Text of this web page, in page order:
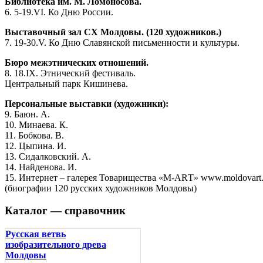
6. 5-19.VI. Ко Дню России.
Выставочный зал СХ Молдовы. (120 художников.)
7. 19-30.V. Ко Дню Славянской письменности и культуры.
Бюро межэтнических отношений.
8. 18.IX. Этнический фестиваль.
Центральный парк Кишинева.
Персональные выставки (художники):
9. Баюн. А.
10. Минаева. К.
11. Бобкова. В.
12. Цыпина. И.
13. Сидалковский. А.
14. Найденова. И.
15. Интернет – галерея Товарищества «М-АRТ»
(биографии 120 русских художников Молдовы)
Каталог — справочник
Русская ветвь
изобразительного древа
Молдовы